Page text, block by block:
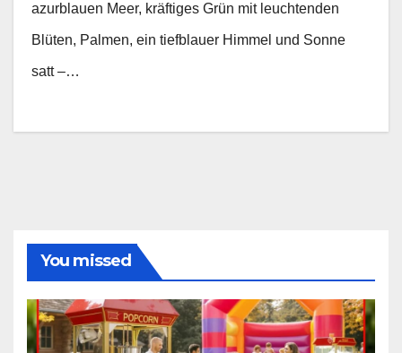
azurblauen Meer, kräftiges Grün mit leuchtenden
Blüten, Palmen, ein tiefblauer Himmel und Sonne
satt –…
You missed